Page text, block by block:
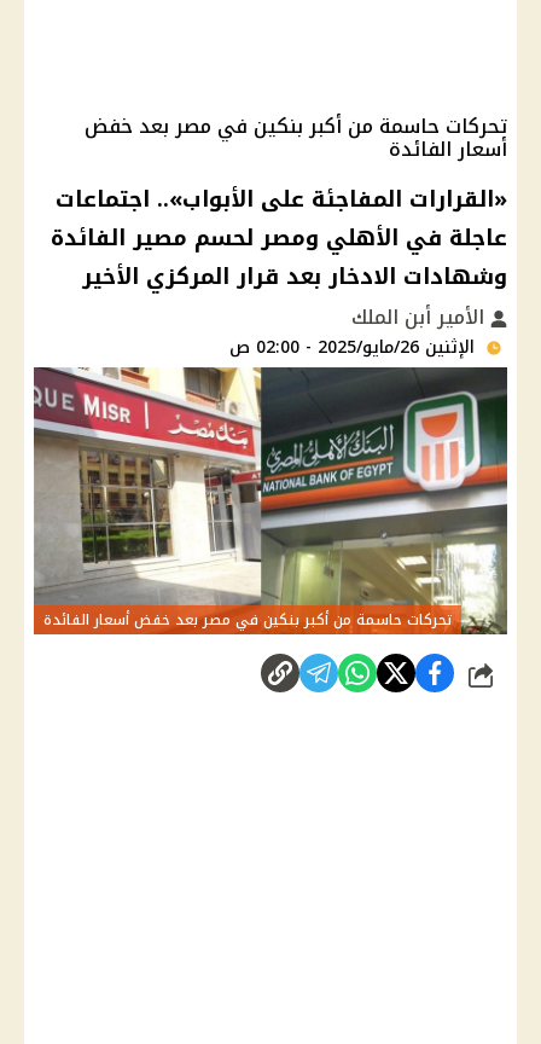
تحركات حاسمة من أكبر بنكين في مصر بعد خفض
أسعار الفائدة
«القرارات المفاجئة على الأبواب».. اجتماعات
عاجلة في الأهلي ومصر لحسم مصير الفائدة
وشهادات الادخار بعد قرار المركزي الأخير
الأمير أبن الملك
الإثنين 26/مايو/2025 - 02:00 ص
تحركات حاسمة من أكبر بنكين في مصر بعد خفض أسعار الفائدة
شارك